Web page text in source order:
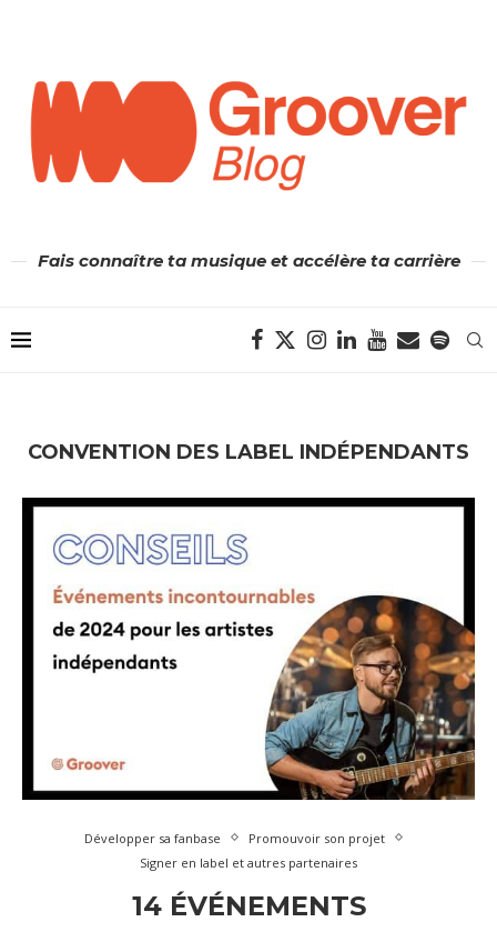
Fais connaître ta musique et accélère ta carrière
CONVENTION DES LABEL INDÉPENDANTS
Développer sa fanbase
Promouvoir son projet
Signer en label et autres partenaires
14 ÉVÉNEMENTS